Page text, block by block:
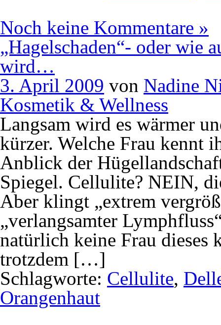
Noch keine Kommentare »
„Hagelschaden“- oder wie
wird…
3. April 2009 von Nadine
Kosmetik & Wellness
Langsam wird es wärmer
kürzer. Welche Frau kennt
Anblick der
Spiegel. Cellulite? NEIN,
Aber klingt „extrem
„verlangsamter
natürlich keine Frau dieses
trotzdem […]
Schlagworte: Cellulite,
Orangenhaut